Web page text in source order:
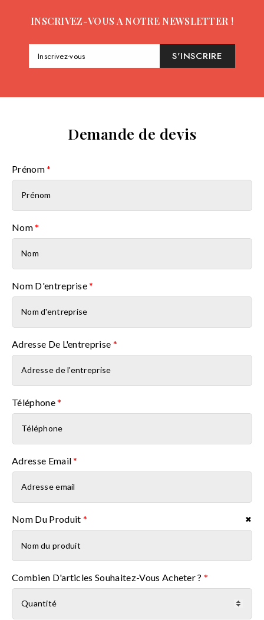
INSCRIVEZ-VOUS A NOTRE NEWSLETTER !
Inscrivez-vous S'INSCRIRE
Demande de devis
Prénom*
Nom*
Nom D'entreprise*
Adresse De L'entreprise *
Téléphone*
Adresse Email*
Nom Du Produit *
Nom du produit
Combien D'articles Souhaitez-Vous Acheter ?*
✖